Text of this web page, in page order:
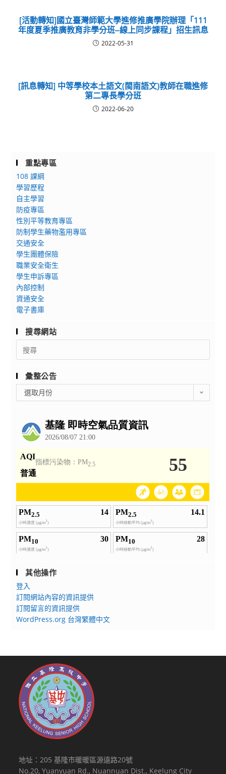
[活動轉知]國立臺灣師範大學進修推廣學院辦理「111
年度夏季推廣教育非學分班‒線上同步課程」招生訊息
2022-05-31
[訊息轉知] 中等學校本土語文(閩南語文)教師在職進修
第二專長學分班
2022-06-20
重點專區
108 課綱
學習歷程
自主學習
防疫專區
性別平等教育專區
防制學生藥物濫用專區
交通安全
學生團體保險
職業安全衛生
學生申訴專區
內部控制
資通安全
電子書庫
搜尋網站
Search
for:
彙整公告
整
選取月份
其他操作
登入
訂閱網站內容的資訊提供
訂閱留言的資訊提供
WordPress.org 台灣繁體中文
地址：205 基隆市暖暖區源遠路20號
No.20, Yuanyuan Rd., Nuannuan Dist., Keelung City